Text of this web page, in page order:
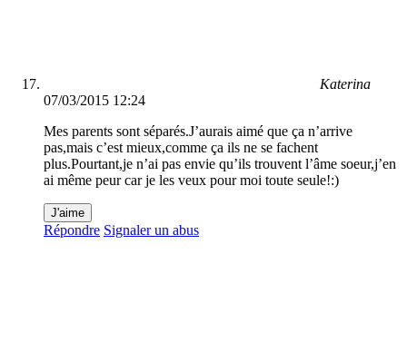
Katerina
07/03/2015 12:24
Mes parents sont séparés.J’aurais aimé que ça n’arrive
pas,mais c’est mieux,comme ça ils ne se fachent
plus.Pourtant,je n’ai pas envie qu’ils trouvent l’âme soeur,j’en
ai même peur car je les veux pour moi toute seule!:)
J'aime
Répondre Signaler un abus